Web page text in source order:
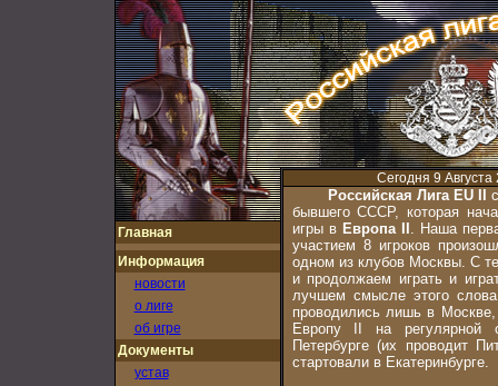
Главная
Информация
новости
о лиге
об игре
Документы
устав
Сегодня 9 Августа
Российская Лига EU II
бывшего СССР, которая
игры в Европа II . Наша
участием 8 игроков
одном из клубов Москвы. С
и продолжаем играть и
лучшем смысле этого
проводились лишь в
Европу II на регулярной
Петербурге (их проводит
стартовали в Екатеринбурге.